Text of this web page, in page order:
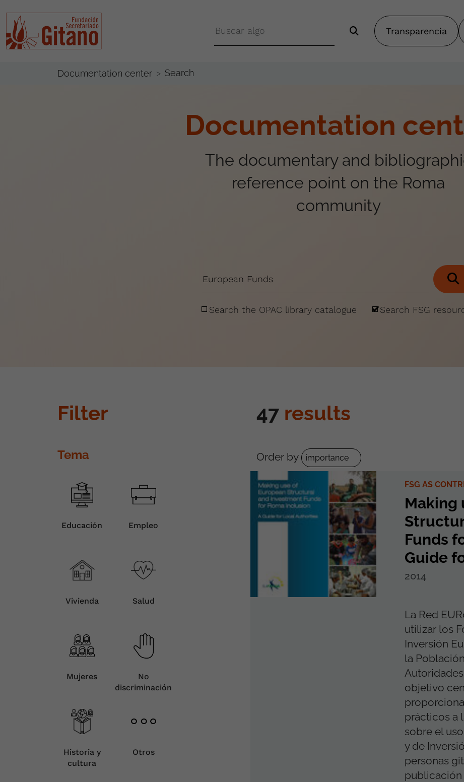
Transparencia
Documentation center Search
Documentation
The documentary and
reference point on the Roma
community
Search the OPAC library catalogue Search FSG
Filter
Tema
Educación Empleo
Vivienda Salud
Mujeres
No
discriminación
Historia y
cultura
Otros
47 results
Order by
FSG AS
Making
Funds
Guide
2014
La Red
utilizar los
Inversión
la
objetivo
prácticos a
sobre el
y de
personas
publicación